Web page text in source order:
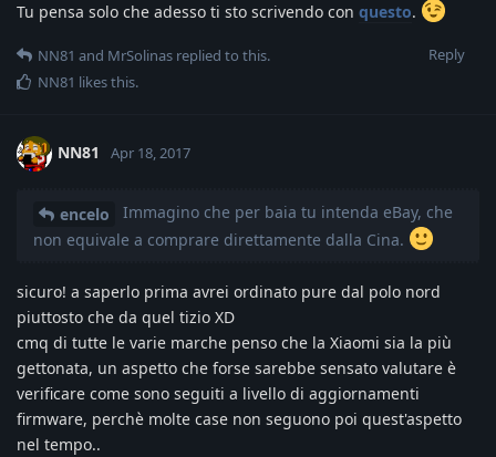
Tu pensa solo che adesso ti sto scrivendo con questo.
Reply
NN81 and MrSolinas replied to this.
NN81 likes this.
NN81 Apr 18, 2017
encelo
Immagino che per baia tu intenda eBay, che
non equivale a comprare direttamente dalla Cina.
sicuro! a saperlo prima avrei ordinato pure dal polo nord
piuttosto che da quel tizio XD
cmq di tutte le varie marche penso che la Xiaomi sia la più
gettonata, un aspetto che forse sarebbe sensato valutare è
verificare come sono seguiti a livello di aggiornamenti
firmware, perchè molte case non seguono poi quest'aspetto
nel tempo..